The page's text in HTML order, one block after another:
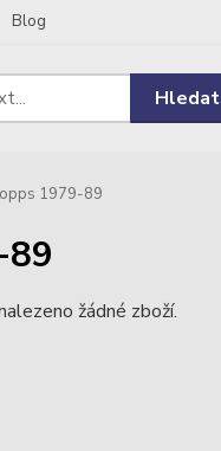
Blog
Hledat
1979-89
žádné zboží.